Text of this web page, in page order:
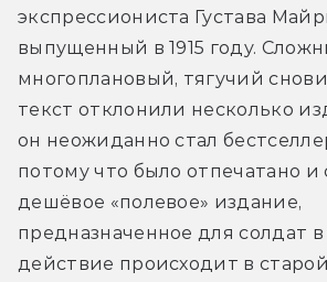
экспрессиониста Густава
выпущенный в 1915 году.
многоплановый, тягучий
текст отклонили несколько
он неожиданно стал
потому что было отпечатано и
дешёвое «полевое» издание,
предназначенное для солдат в
действие происходит в